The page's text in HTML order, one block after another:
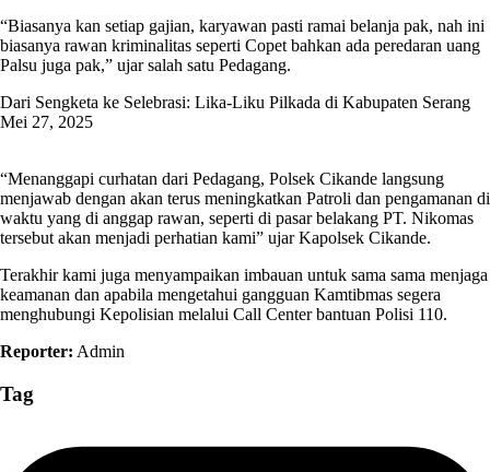
“Biasanya kan setiap gajian, karyawan pasti ramai belanja pak, nah ini
biasanya rawan kriminalitas seperti Copet bahkan ada peredaran uang
Palsu juga pak,” ujar salah satu Pedagang.
‎Dari Sengketa ke Selebrasi: Lika-Liku Pilkada di Kabupaten Serang ‎
Mei 27, 2025
“Menanggapi curhatan dari Pedagang, Polsek Cikande langsung
menjawab dengan akan terus meningkatkan Patroli dan pengamanan di
waktu yang di anggap rawan, seperti di pasar belakang PT. Nikomas
tersebut akan menjadi perhatian kami” ujar Kapolsek Cikande.
Terakhir kami juga menyampaikan imbauan untuk sama sama menjaga
keamanan dan apabila mengetahui gangguan Kamtibmas segera
menghubungi Kepolisian melalui Call Center bantuan Polisi 110.
Reporter: Admin
Tag